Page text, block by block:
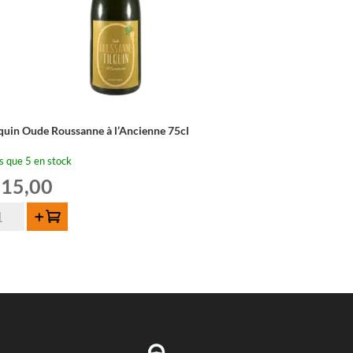
Oude Roussanne à l’Ancienne 75cl
que 5 en stock
15,00
Ajouter au panier